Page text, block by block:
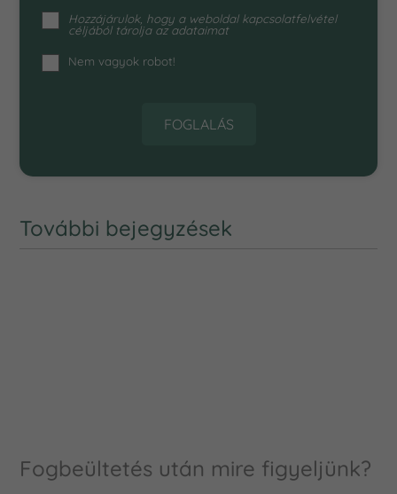
Hozzájárulok, hogy a weboldal kapcsolatfelvétel
céljából tárolja az adataimat
Nem vagyok robot!
FOGLALÁS
További bejegyzések